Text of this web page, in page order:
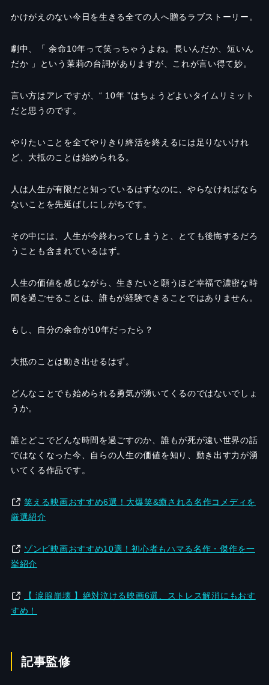
かけがえのない今日を生きる全ての人へ贈るラブストーリー。
劇中、「 余命10年って笑っちゃうよね。長いんだか、短いん
だか 」という茉莉の台詞がありますが、これが言い得て妙。
言い方はアレですが、“ 10年 ”はちょうどよいタイムリミット
だと思うのです。
やりたいことを全てやりきり終活を終えるには足りないけれ
ど、大抵のことは始められる。
人は人生が有限だと知っているはずなのに、やらなければなら
ないことを先延ばしにしがちです。
その中には、人生が今終わってしまうと、とても後悔するだろ
うことも含まれているはず。
人生の価値を感じながら、生きたいと願うほど幸福で濃密な時
間を過ごせることは、誰もが経験できることではありません。
もし、自分の余命が10年だったら？
大抵のことは動き出せるはず。
どんなことでも始められる勇気が湧いてくるのではないでしょ
うか。
誰とどこでどんな時間を過ごすのか、誰もが死が遠い世界の話
ではなくなった今、自らの人生の価値を知り、動き出す力が湧
いてくる作品です。
笑える映画おすすめ6選！大爆笑&癒される名作コメディを
厳選紹介
ゾンビ映画おすすめ10選！初心者もハマる名作・傑作を一
挙紹介
【 涙腺崩壊 】絶対泣ける映画6選、ストレス解消にもおす
すめ！
記事監修